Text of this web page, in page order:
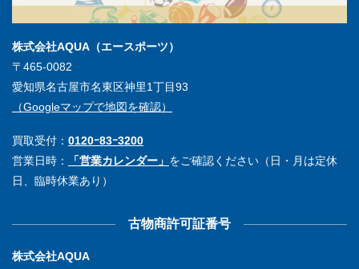
株式会社AQUA（エースポーツ）
〒465-0082
愛知県名古屋市名東区神里1丁目93
（Googleマップで地図を確認）
買取受付： 0120ｰ83ｰ3200
営業日時：
「営業カレンダー」 をご確認ください（日・月は定休
日、臨時休業あり）
古物商許可証番号
株式会社AQUA